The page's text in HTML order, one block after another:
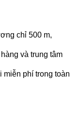
chỉ 500 m,
và trung tâm
miễn phí trong toàn